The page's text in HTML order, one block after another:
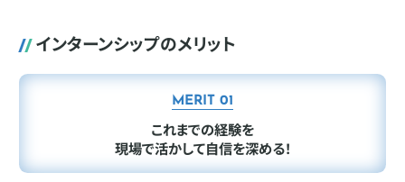
インターンシップのメリット
MERIT 01
これまでの経験を
現場で活かして自信を深める！